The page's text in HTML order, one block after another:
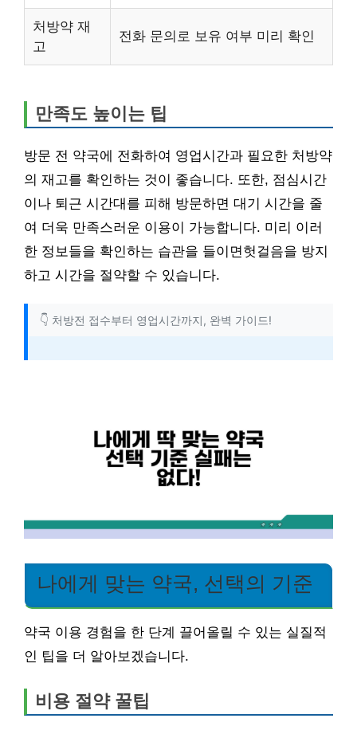
처방약 재
고
전화 문의로 보유 여부 미리 확인
만족도 높이는 팁
방문 전 약국에 전화하여 영업시간과 필요한 처방약
의 재고를 확인하는 것이 좋습니다. 또한, 점심시간
이나 퇴근 시간대를 피해 방문하면 대기 시간을 줄
여 더욱 만족스러운 이용이 가능합니다. 미리 이러
한 정보들을 확인하는 습관을 들이면헛걸음을 방지
하고 시간을 절약할 수 있습니다.
👇 처방전 접수부터 영업시간까지, 완벽 가이드!
나에게 맞는 약국, 선택의 기준
약국 이용 경험을 한 단계 끌어올릴 수 있는 실질적
인 팁을 더 알아보겠습니다.
비용 절약 꿀팁